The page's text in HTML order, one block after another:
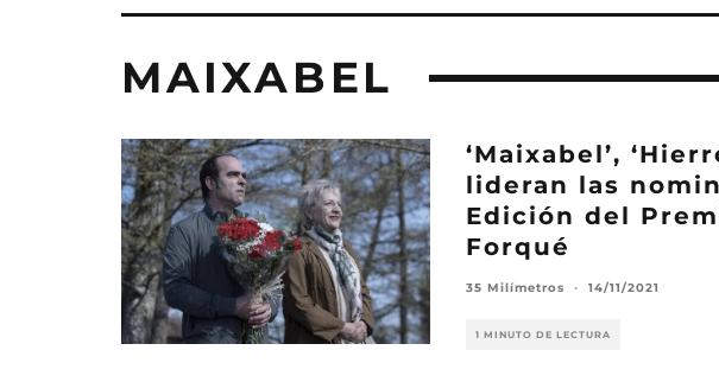
MAIXABEL
‘Maixabel’,
lideran las
Edición del
Forqué
35 Milímetros · 14/11/2021
1 MINUTO DE LECTURA